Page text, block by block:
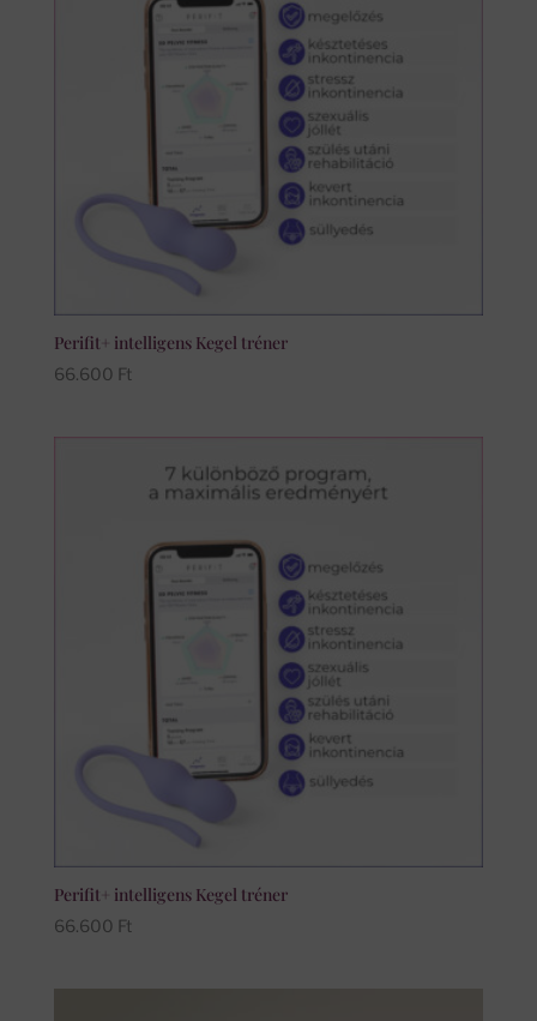
Perifit+ intelligens Kegel tréner
66.600 Ft
Perifit+ intelligens Kegel tréner
66.600 Ft